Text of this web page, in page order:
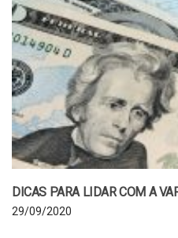
DICAS PARA LIDAR COM A
29/09/2020